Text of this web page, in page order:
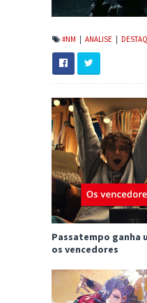
#NM ANALISE
Passatempo ganha
os vencedores